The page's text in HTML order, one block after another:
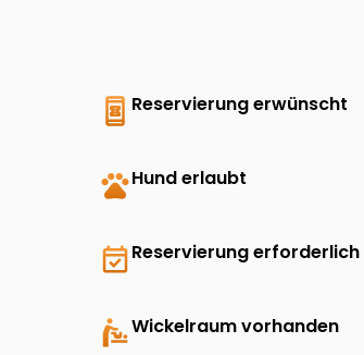
book_online Reservierung erwünscht
petsHund erlaubt
event_availableReservierung erforderlich
baby_changing_stationWickelraum vorhanden